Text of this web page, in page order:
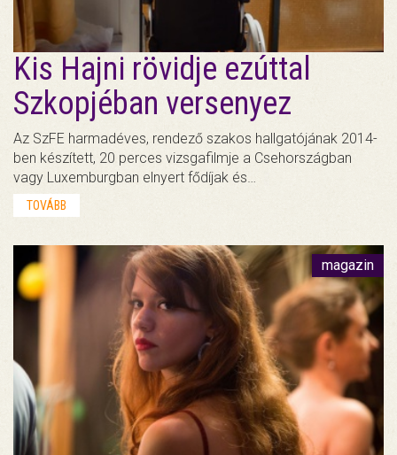
Kis Hajni rövidje ezúttal
Szkopjéban versenyez
Az SzFE harmadéves, rendező szakos hallgatójának 2014-
ben készített, 20 perces vizsgafilmje a Csehországban
vagy Luxemburgban elnyert fődíjak és…
TOVÁBB
magazin